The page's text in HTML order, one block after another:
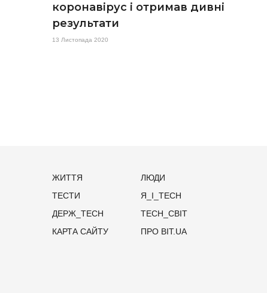
коронавірус і отримав дивні
результати
13 Листопада 2020
ЖИТТЯ
ЛЮДИ
ТЕСТИ
Я_І_TECH
ДЕРЖ_TECH
TECH_СВІТ
КАРТА САЙТУ
ПРО BIT.UA